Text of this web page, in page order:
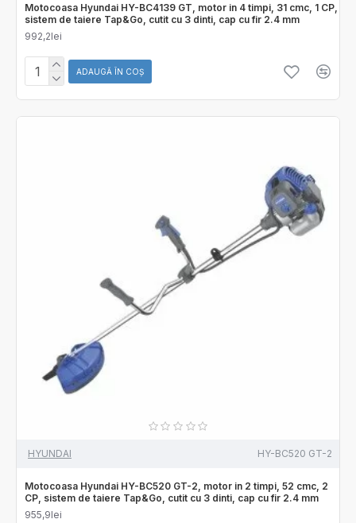
Motocoasa Hyundai HY-BC4139 GT, motor in 4 timpi, 31 cmc, 1 CP,
sistem de taiere Tap&Go, cutit cu 3 dinti, cap cu fir 2.4 mm
992,2lei
ADAUGĂ ÎN COŞ
HYUNDAI HY-BC520 GT-2
Motocoasa Hyundai HY-BC520 GT-2, motor in 2 timpi, 52 cmc, 2
CP, sistem de taiere Tap&Go, cutit cu 3 dinti, cap cu fir 2.4 mm
955,9lei